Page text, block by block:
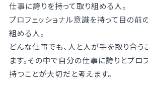
仕事に誇りを持って取り組める人。
プロフェッショナル意識を持って目の前
組める人。
どんな仕事でも、人と人が手を取り合
ます。その中で自分の仕事に誇りとプロ
持つことが大切だと考えます。